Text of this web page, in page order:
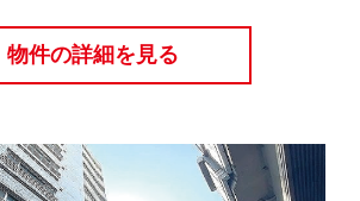
物件の詳細を見る